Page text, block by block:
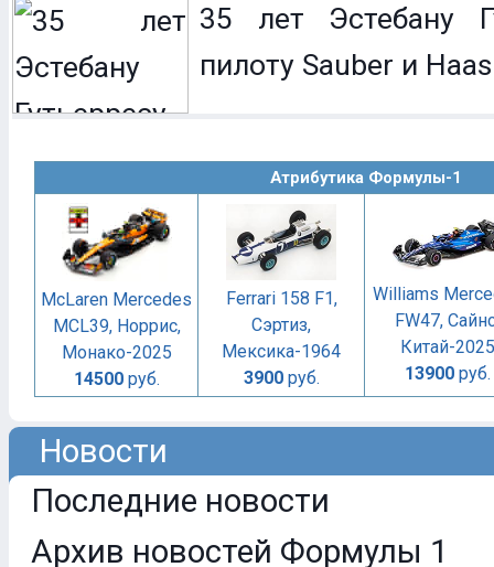
35 лет Эстебану
пилоту Sauber и Haas
Атрибутика Формулы-1
McLaren Mercedes
MCL39, Норрис,
Монако-2025
14500руб.
Ferrari 158 F1,
Сэртиз,
Мексика-1964
3900руб.
Williams
FW47,
Китай-2025
13900руб.
Новости
Последние новости
Архив новостей Формулы 1